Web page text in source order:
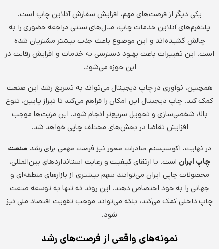
یکی دیگر از فرصت‌های مهم، افزایش سفارش آنلاین چاپ است.
پلتفرم‌های آنلاین خدمات چاپ، مدل‌های سنتی مراجعه حضوری را به
چالش کشیده‌اند و این موضوع باعث جذب بیشتر مشتریان شده
است. این تغییرات باعث بهبود دسترسی به خدمات و افزایش رقابت در
این حوزه می‌شود.
همچنین، نوآوری در چاپ دیجیتال می‌تواند به تسریع رشد این صنعت
کمک کند. چاپ دیجیتال این امکان را فراهم می‌کند تا تیراژ پایین، تنوع
بالا، شخصی‌سازی و تحویل سریع‌تر انجام شود. این مزیت‌ها موجب
افزایش تقاضا در بخش‌های مختلف چاپی خواهد شد.
در نهایت، اکوسیستم صادرات محور نیز فرصت مهمی برای رشد صنعت
چاپ ایران است. با ارتقای کیفیت و رعایت استانداردهای بین‌المللی،
محصولات چاپی ایران می‌توانند سهم بیشتری از بازارهای منطقه‌ای و
جهانی را به خود اختصاص دهند. این روند نه تنها به توسعه صنعت
چاپ داخلی کمک می‌کند، بلکه می‌تواند موجب تقویت اقتصاد ملی نیز
شود.
نمونه‌های واقعی از فرصت‌های رشد